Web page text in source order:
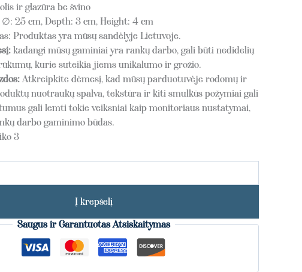
ir glazūra be švino
25 cm, Depth: 3 cm, Height: 4 cm
Produktas yra mūsų sandėlyje Lietuvoje.
kadangi mūsų gaminiai yra rankų darbo, gali būti nedidelių
kurie suteikia jiems unikalumo ir grožio.
Atkreipkite dėmesį, kad mūsų parduotuvėje rodomų ir
nuotraukų spalva, tekstūra ir kiti smulkūs požymiai gali
gali lemti tokie veiksniai kaip monitoriaus nustatymai,
darbo gaminimo būdas.
3
Į krepšelį
Saugus ir Garantuotas Atsiskaitymas